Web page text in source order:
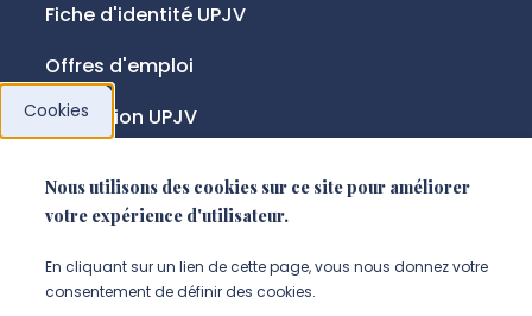
Fiche d'identité UPJV
Offres d'emploi
Fondation UPJV
NOUS SUIVRE
Suivez-nous sur instagram
Suivez-nous sur linkedin
Suivez-nous sur
Cookies
Nous utilisons des cookies sur ce site pour améliorer
votre expérience d'utilisateur.
En cliquant sur un lien de cette page, vous nous donnez votre
consentement de définir des cookies.